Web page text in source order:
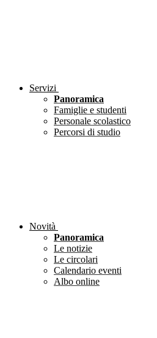
Servizi
Panoramica
Famiglie e studenti
Personale scolastico
Percorsi di studio
Novità
Panoramica
Le notizie
Le circolari
Calendario eventi
Albo online